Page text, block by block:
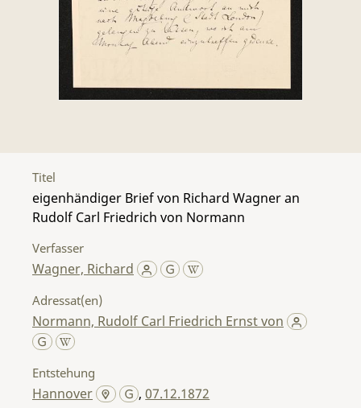
Titel
eigenhändiger Brief von Richard Wagner an
Rudolf Carl Friedrich von Normann
Verfasser
Wagner, Richard
Adressat(en)
Normann, Rudolf Carl Friedrich Ernst von
Entstehung
Hannover ,07.12.1872